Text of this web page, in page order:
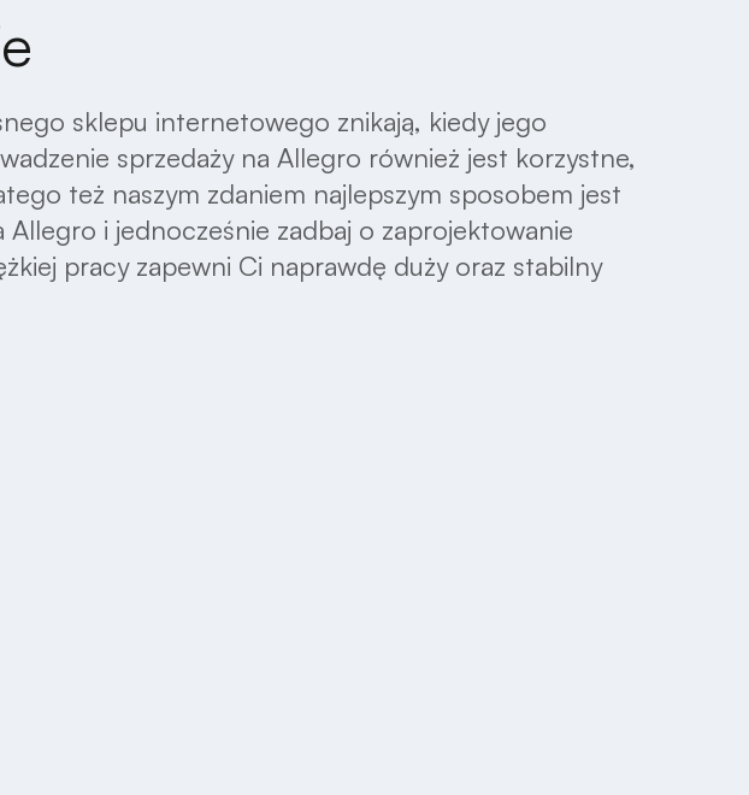
sklepu internetowego znikają, kiedy jego
sprzedaży na Allegro również jest korzystne,
też naszym zdaniem najlepszym sposobem jest
i jednocześnie zadbaj o zaprojektowanie
pracy zapewni Ci naprawdę duży oraz stabilny